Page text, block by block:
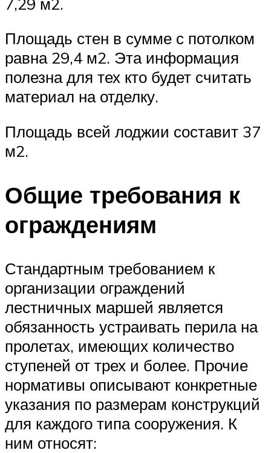
Площадь стен в сумме с потолком
равна 29,4 м2. Эта информация
полезна для тех кто будет считать
материал на отделку.
Площадь всей лоджии составит 37
м2.
Общие требования к
ограждениям
Стандартным требованием к
организации ограждений
лестничных маршей является
обязанность устраивать перила на
пролетах, имеющих количество
ступеней от трех и более. Прочие
нормативы описывают конкретные
указания по размерам конструкций
для каждого типа сооружения. К
ним относят: